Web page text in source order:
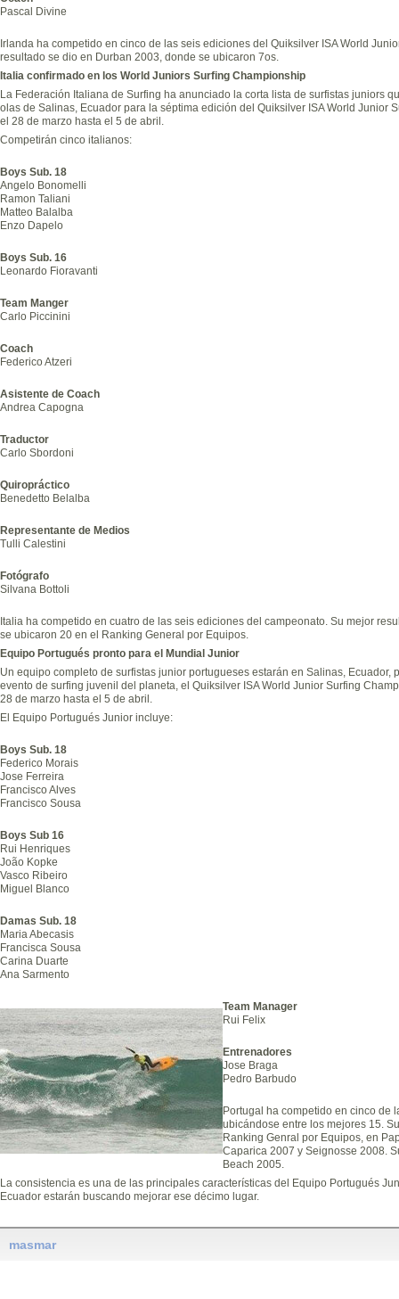
Pascal Divine
Irlanda ha competido en cinco de las seis ediciones del Quiksilver ISA World
resultado se dio en Durban 2003, donde se ubicaron 7os.
Italia confirmado en los World Juniors Surfing Championship
La Federación Italiana de Surfing ha anunciado la corta lista de surfistas juniors
olas de Salinas, Ecuador para la séptima edición del Quiksilver ISA World Junior
el 28 de marzo hasta el 5 de abril.
Competirán cinco italianos:
Boys Sub. 18
Angelo Bonomelli
Ramon Taliani
Matteo Balalba
Enzo Dapelo
Boys Sub. 16
Leonardo Fioravanti
Team Manger
Carlo Piccinini
Coach
Federico Atzeri
Asistente de Coach
Andrea Capogna
Traductor
Carlo Sbordoni
Quiropráctico
Benedetto Belalba
Representante de Medios
Tulli Calestini
Fotógrafo
Silvana Bottoli
Italia ha competido en cuatro de las seis ediciones del campeonato. Su mejor
se ubicaron 20 en el Ranking General por Equipos.
Equipo Portugués pronto para el Mundial Junior
Un equipo completo de surfistas junior portugueses estarán en Salinas, Ecuador,
evento de surfing juvenil del planeta, el Quiksilver ISA World Junior Surfing
28 de marzo hasta el 5 de abril.
El Equipo Portugués Junior incluye:
Boys Sub. 18
Federico Morais
Jose Ferreira
Francisco Alves
Francisco Sousa
Boys Sub 16
Rui Henriques
João Kopke
Vasco Ribeiro
Miguel Blanco
Damas Sub. 18
Maria Abecasis
Francisca Sousa
Carina Duarte
Ana Sarmento
Team Manager
Rui Felix
Entrenadores
Jose Braga
Pedro Barbudo
Portugal ha competido en cinco de
ubicándose entre los mejores 15.
Ranking Genral por Equipos, en
Caparica 2007 y Seignosse 2008.
Beach 2005.
La consistencia es una de las principales características del Equipo Portugués
Ecuador estarán buscando mejorar ese décimo lugar.
masmar